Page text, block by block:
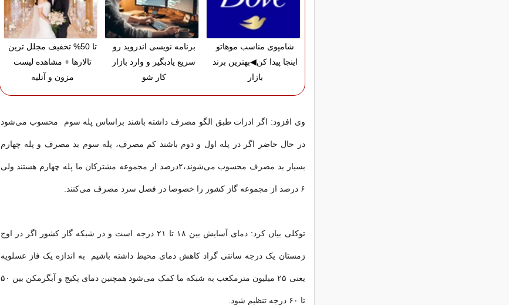
شامپوی مناسب موهاتو
اینجا پیدا کن◀بهترین برند
بازار
برنامه نویسی اندروید رو
سریع یادبگیر و وارد بازار
کار شو
تا 50% تخفیف مجلل ترین
تالارها + مشاهده لیست
مزون و آتلیه
وی افزود: اگر ادرات طبق الگو مصرف داشته باشند براساس پله سوم محسوب می‌شود
در حال حاضر اگر در پله اول و دوم باشند کم مصرف، پله سوم بد مصرف و پله چهارم
بسیار بد مصرف محسوب می‌شوند،۲درصد از مجموعه مشترکان ما پله چهارم هستند ولی
۶ درصد از مجموعه گاز کشور را خصوصا در فصل سرد مصرف می‌کنند.
توکلی بیان کرد: دمای آسایش بین ۱۸ تا ۲۱ درجه است و در شبکه گاز کشور اگر در اوج
زمستان یک درجه سانتی گراد کاهش دمای محیط داشته باشیم به اندازه یک فاز عسلویه
یعنی ۲۵ میلیون مترمکعب به شبکه ما کمک می‌شود همچنین دمای پکیج و آبگرمکن بین ۵۰
تا ۶۰ درجه تنظیم شود.